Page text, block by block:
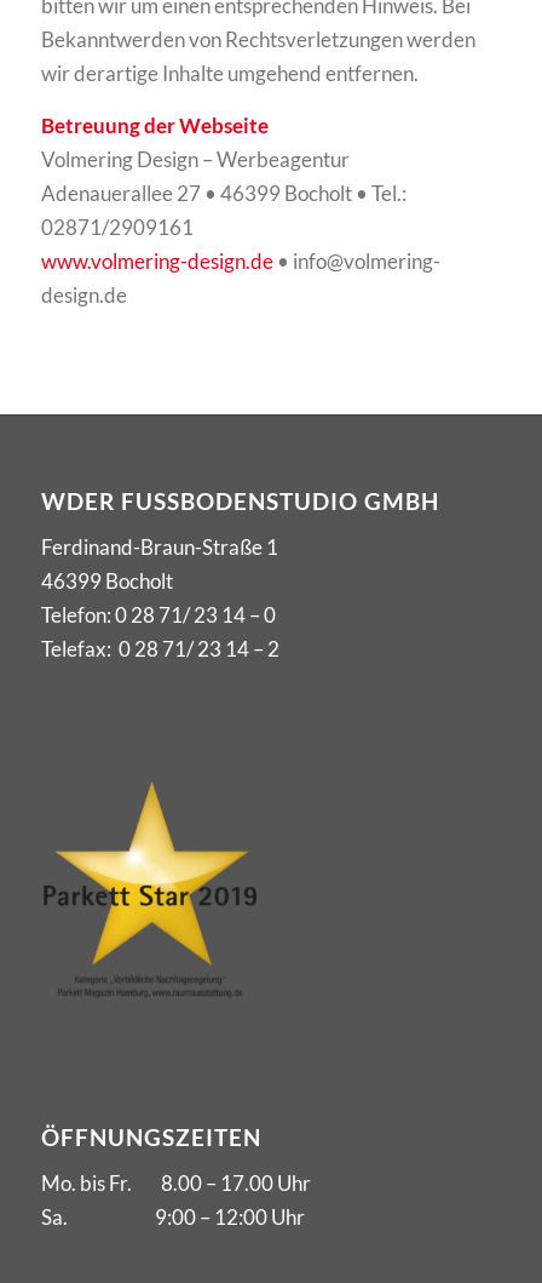
bitten wir um einen entsprechenden Hinweis. Bei
Bekanntwerden von Rechtsverletzungen werden
wir derartige Inhalte umgehend entfernen.
Betreuung der Webseite
Volmering Design – Werbeagentur
Adenauerallee 27 • 46399 Bocholt • Tel.:
02871/2909161
www.volmering-design.de• info@volmering-
design.de
WDER FUSSBODENSTUDIO GMBH
Ferdinand-Braun-Straße 1
46399 Bocholt
Telefon:0 28 71/ 23 14 – 0
Telefax: 0 28 71/ 23 14 – 2
ÖFFNUNGSZEITEN
Mo. bis Fr. 8.00 – 17.00 Uhr
Sa. 9:00 – 12:00 Uhr